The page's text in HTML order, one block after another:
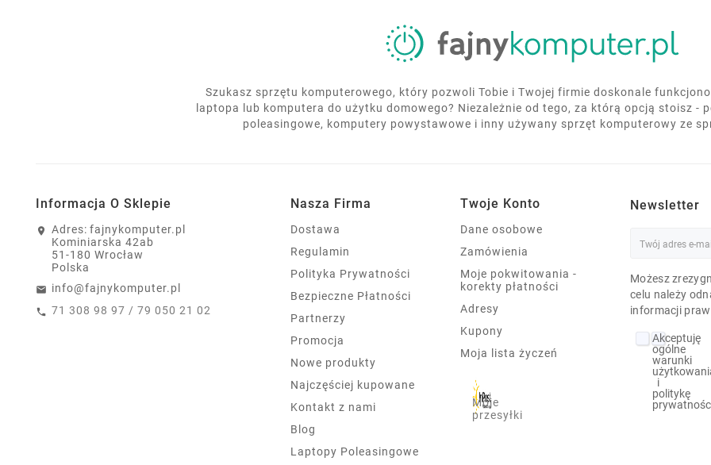
Szukasz sprzętu komputerowego, który pozwoli Tobie i Twojej firmie doskonale
laptopa lub komputera do użytku domowego? Niezależnie od tego, za którą opcją stoisz -
poleasingowe, komputery powystawowe i inny używany sprzęt komputerowy ze
Informacja O Sklepie
Adres: fajnykomputer.pl
Kominiarska 42ab
51-180 Wrocław
Polska
info@fajnykomputer.pl
71 308 98 97 / 79 050 21 02
Nasza Firma
Dostawa
Regulamin
Polityka Prywatności
Bezpieczne Płatności
Partnerzy
Promocja
Nowe produkty
Najczęściej kupowane
Kontakt z nami
Blog
Laptopy Poleasingowe
Twoje Konto
Dane osobowe
Zamówienia
Moje pokwitowania -
korekty płatności
Adresy
Kupony
Moja lista życzeń
Moje
przesyłki
Newsletter
Możesz
celu należy
informacji
Akceptuję
ogólne
warunki
i
politykę